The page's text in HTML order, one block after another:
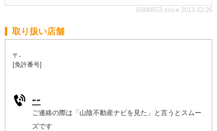
16849553 since 2013-12-26
取り扱い店舗
〒-
[免許番号]
--
ご連絡の際は「山陰不動産ナビを見た」と言うとスムー
ズです